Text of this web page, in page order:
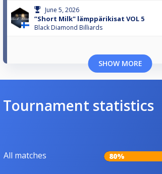
June 5, 2026
”Short Milk" lämppärikisat VOL 5
Black Diamond Billiards
SHOW MORE
Tournament statistics
All matches 80%